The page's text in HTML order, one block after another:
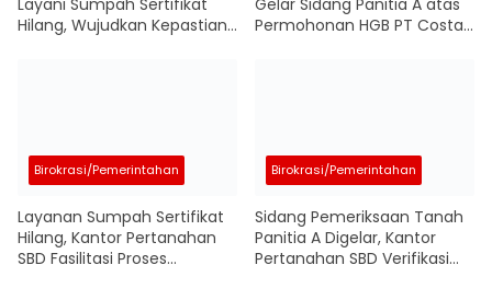
Hilang, Wujudkan Kepastian
Permohonan HGB PT Costa
Birokrasi/Pemerintahan
Layanan Sumpah Sertifikat
Hilang, Kantor Pertanahan
SBD Fasilitasi Proses
Birokrasi/Pemerintahan
Sidang Pemeriksaan Tanah
Panitia A Digelar, Kantor
Pertanahan SBD Verifikasi